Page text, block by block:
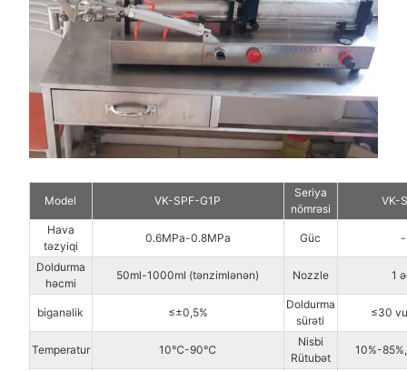
Model VK-SPF-G1P
Seriya
nömrəsi
VK-
Hava
təzyiqi
0.6MPa-0.8MPa Güc
Doldurma
həcmi
50ml-1000ml (tənzimlənən) Nozzle 1
biganəlik ≤±0,5%
Doldurma
sürəti
≤30
Temperatur 10℃-90℃
Nisbi
Rütubət
10%-